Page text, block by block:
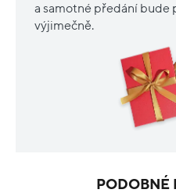
a samotné předání bude
výjimečně.
PODOBNÉ